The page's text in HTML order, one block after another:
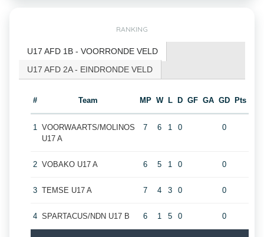
RANKING
U17 AFD 1B - VOORRONDE VELD
U17 AFD 2A - EINDRONDE VELD
# Team MP W L D GF GA GD Pts
1 VOORWAARTS/MOLINOS
U17 A
7 6 1 0 0
2 VOBAKO U17 A 6 5 1 0 0
3 TEMSE U17 A 7 4 3 0 0
4 SPARTACUS/NDN U17 B 6 1 5 0 0